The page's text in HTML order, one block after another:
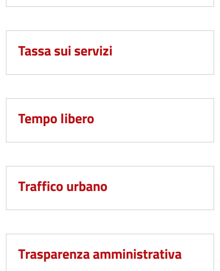
Tassa sui servizi
Tempo libero
Traffico urbano
Trasparenza amministrativa